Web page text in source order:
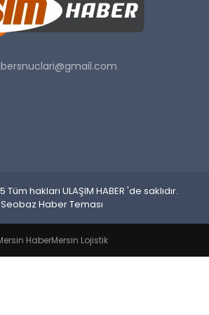
hakları ULAŞIM HABER 'de saklıdır.
Seobaz Haber Teması
HaberMersin Lojistik